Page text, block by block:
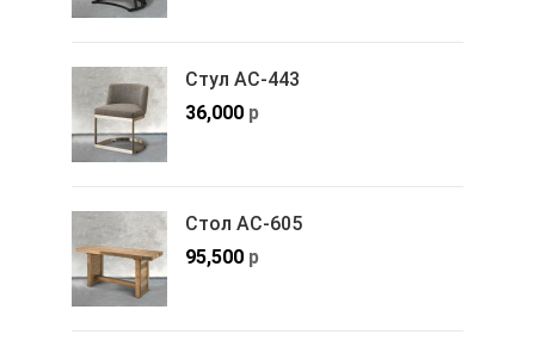
Стул АС-443
36,000 р
Стол АС-605
95,500 р